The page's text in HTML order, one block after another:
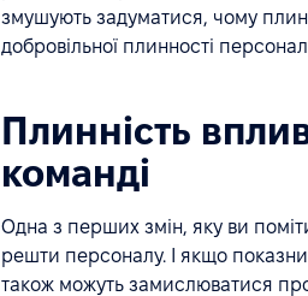
змушують задуматися, чому
добровільної плинності
Плинність
команді
Одна з перших змін, яку ви
решти персоналу. І якщо
також можуть замислюватися